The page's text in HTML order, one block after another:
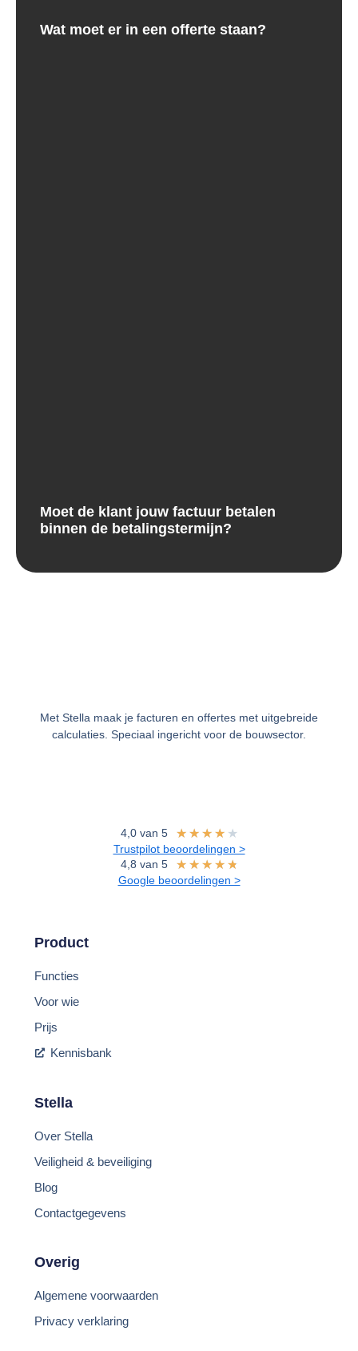
Wat moet er in een offerte staan?
Moet de klant jouw factuur betalen
binnen de betalingstermijn?
Met Stella maak je facturen en offertes met uitgebreide
calculaties. Speciaal ingericht voor de bouwsector.
4,0 van 5 ★ ★ ★ ★ ★
Trustpilot beoordelingen >
4,8 van 5
★ ★ ★ ★ ★
Google beoordelingen >
Product
Functies
Voor wie
Prijs
Kennisbank
Stella
Over Stella
Veiligheid & beveiliging
Blog
Contactgegevens
Overig
Algemene voorwaarden
Privacy verklaring